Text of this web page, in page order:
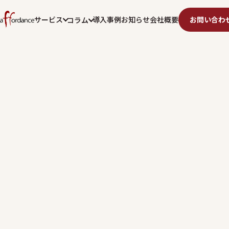
サービス コラム 導入事例お知らせ会社概要 お問い合わ